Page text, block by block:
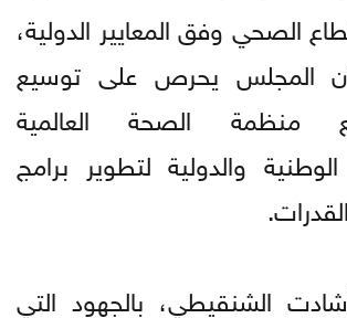
الصحي وفق المعايير الدولية،
المجلس يحرص على توسيع
منظمة الصحة العالمية
والدولية لتطوير برامج
الشنقيطي، بالجهود التي